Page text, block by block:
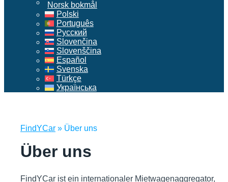
Norsk bokmål
Polski
Português
Русский
Slovenčina
Slovenščina
Español
Svenska
Türkçe
Українська
FindYCar » Über uns
Über uns
FindYCar ist ein internationaler Mietwagenaggregator,